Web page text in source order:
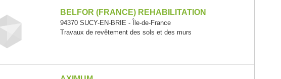
BELFOR (FRANCE) REHABILITATION
94370 SUCY-EN-BRIE - Île-de-France
Travaux de revêtement des sols et des murs